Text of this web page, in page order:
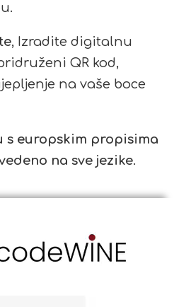
, Izradite digitalnu
QR kod,
na vaše boce
s europskim propisima
na sve jezike.